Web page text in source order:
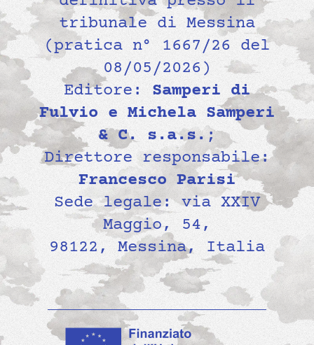
tribunale di Messina
(pratica n° 1667/26 del
08/05/2026)
Editore: Samperi di
Fulvio e Michela Samperi
& C. s.a.s. ;
Direttore responsabile:
Francesco Parisi
Sede legale: via XXIV
Maggio, 54,
98122, Messina, Italia